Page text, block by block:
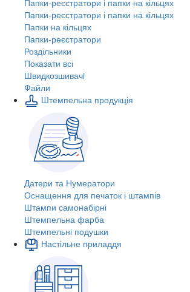
Папки-реєстратори і папки на кільцях
Папки на кільцях
Папки-реєстратори
Роздільники
Показати всі
Швидкозшивачi
Файли
Штемпельна продукція
Датери та Нумератори
Оснащення для печаток і штампів
Штампи самонабірні
Штемпельна фарба
Штемпельні подушки
Настільне приладдя